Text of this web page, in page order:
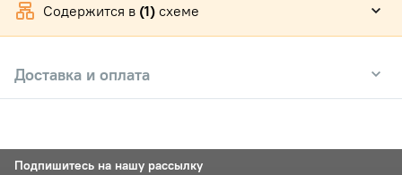
Содержится в (1) схеме
Доставка и оплата
Подпишитесь на нашу рассылку